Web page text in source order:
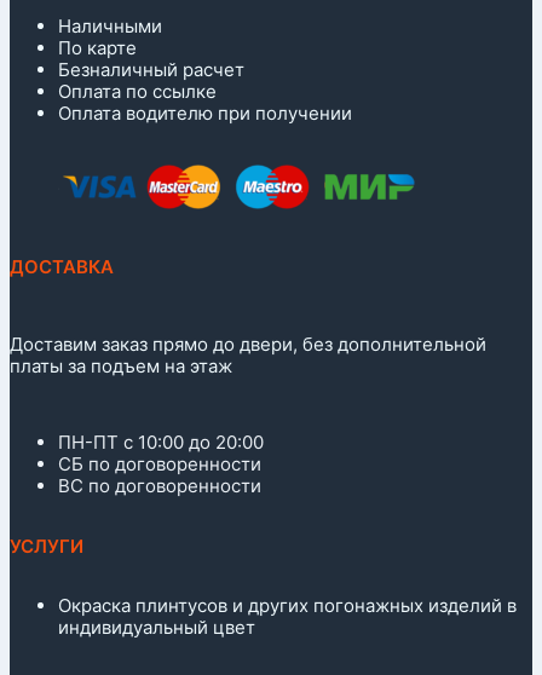
Наличными
По карте
Безналичный расчет
Оплата по ссылке
Оплата водителю при получении
ДОСТАВКА
Доставим заказ прямо до двери, без дополнительной
платы за подъем на этаж
ПН-ПТ с 10:00 до 20:00
СБ по договоренности
ВС по договоренности
УСЛУГИ
Окраска плинтусов и других погонажных изделий в
индивидуальный цвет